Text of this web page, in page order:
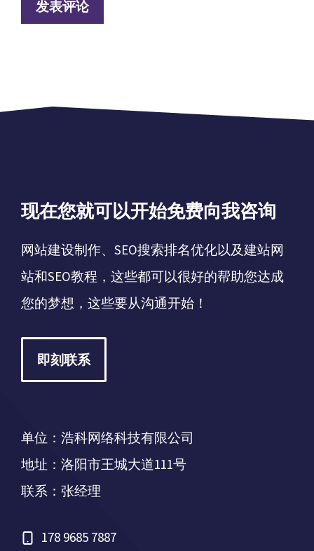
现在您就可以开始免费向我咨询
网站建设制作、SEO搜索排名优化以及建站网
站和SEO教程，这些都可以很好的帮助您达成
您的梦想，这些要从沟通开始！
即刻联系
单位：浩科网络科技有限公司
地址：洛阳市王城大道111号
联系：张经理
178 9685 7887